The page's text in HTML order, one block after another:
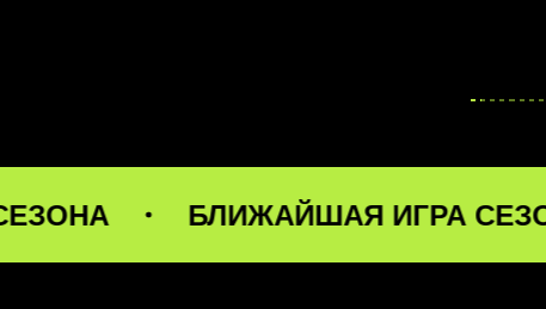
БЛИЖАЙШАЯ ИГРА СЕЗОНА